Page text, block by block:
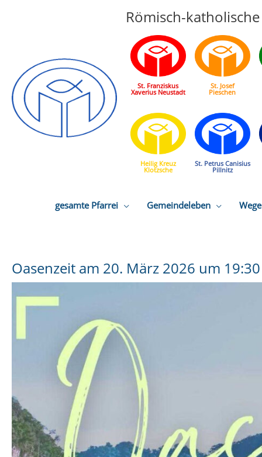
Römisch-
St. Franziskus
Xaverius Neustadt
St. Josef
Pieschen
Heilig Kreuz
Klotzsche
St. Petrus Canisius
Pillnitz
gesamte Pfarrei Gemeindeleben
Oasenzeit am 20. März 2026 um 19:30